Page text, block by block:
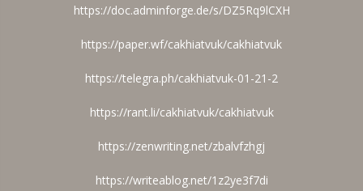
https://doc.adminforge.de/s/DZ5Rq9lCXH
https://paper.wf/cakhiatvuk/cakhiatvuk
https://telegra.ph/cakhiatvuk-01-21-2
https://rant.li/cakhiatvuk/cakhiatvuk
https://zenwriting.net/zbalvfzhgj
https://writeablog.net/1z2ye3f7di